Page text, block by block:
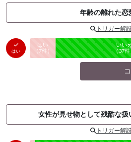
年齢の離れた恋
トリガー解
はい
はい
（ 7件） 未投票
いい
（37件
女性が見せ物として残酷な扱
トリガー解